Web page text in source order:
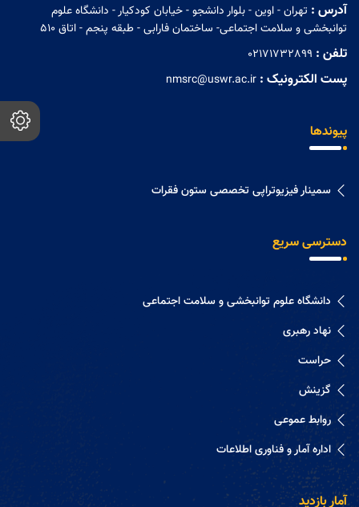
آدرس : تهران - اوین - بلوار دانشجو - خیابان کودکیار - دانشگاه علوم
توانبخشی و سلامت اجتماعی- ساختمان فارابی - طبقه پنجم - اتاق 510
تلفن : 02171732899
پست الکترونیک : nmsrc@uswr.ac.ir
پیوندها
سمینار فیزیوتراپی تخصصی ستون فقرات
دسترسی سریع
دانشگاه علوم توانبخشی و سلامت اجتماعی
نهاد رهبری
حراست
گزینش
روابط عموعی
اداره آمار و فناوری اطلاعات
آمار بازدید